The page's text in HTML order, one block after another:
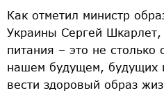
Как отметил министр
Украины Сергей
питания – это не
нашем будущем, будущих
вести здоровый образ